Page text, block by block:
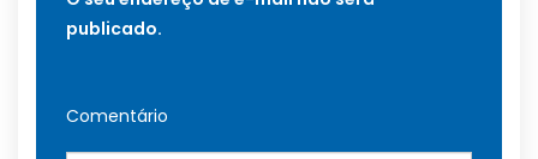
publicado.
Comentário